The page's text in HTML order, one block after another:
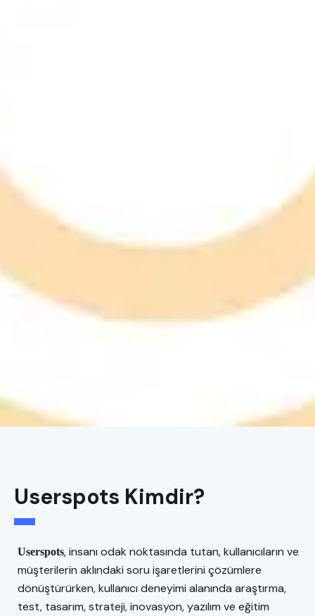
Userspots Kimdir?
Userspots, insanı odak noktasında tutan, kullanıcıların ve
müşterilerin aklındaki soru işaretlerini çözümlere
dönüştürürken, kullanıcı deneyimi alanında araştırma,
test, tasarım, strateji, inovasyon, yazılım ve eğitim